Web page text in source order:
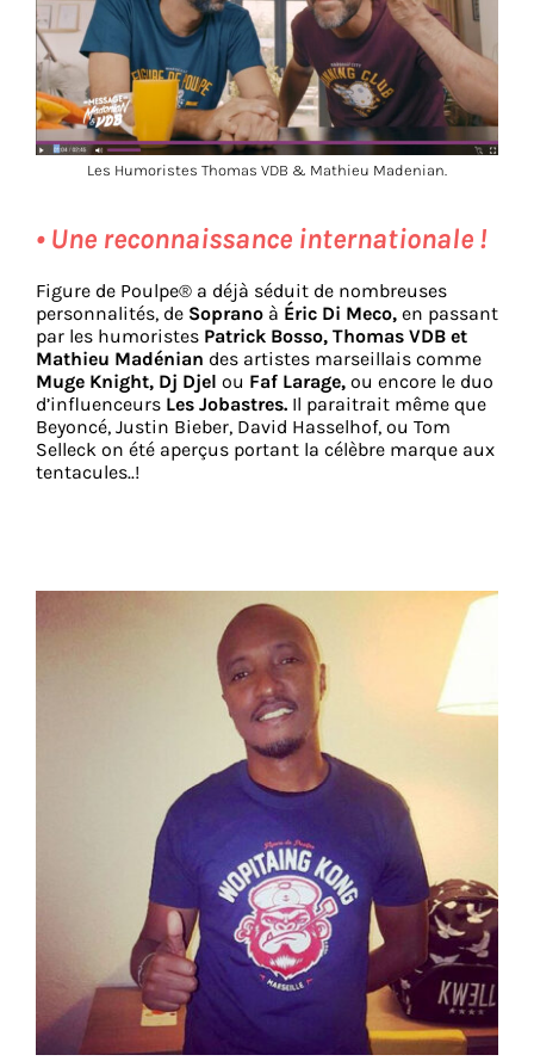
Les Humoristes Thomas VDB & Mathieu Madenian.
• Une reconnaissance internationale !
Figure de Poulpe® a déjà séduit de nombreuses
personnalités, de Sopranoà Éric Di Meco,en passant
par les humoristes Patrick Bosso, Thomas VDB et
Mathieu Madénian des artistes marseillais comme
Muge Knight, Dj Djel ou Faf Larage,ou encore le duo
d’influenceurs Les Jobastres.Il paraitrait même que
Beyoncé, Justin Bieber, David Hasselhof, ou Tom
Selleck on été aperçus portant la célèbre marque aux
tentacules..!